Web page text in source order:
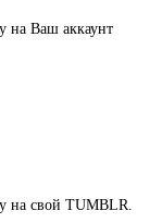
Ваш аккаунт
свой TUMBLR.